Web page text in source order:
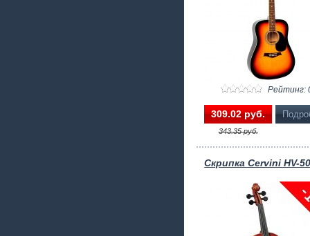
Рейтинг:
309.02 pуб.
343.35 pуб.
Скрипка Cervini HV-